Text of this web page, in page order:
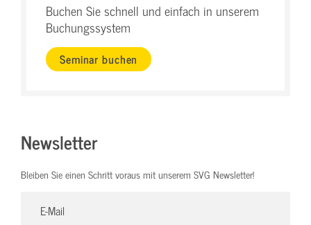
Buchen Sie schnell und einfach in unserem
Buchungssystem
Seminar buchen
Newsletter
Bleiben Sie einen Schritt voraus mit unserem SVG Newsletter!